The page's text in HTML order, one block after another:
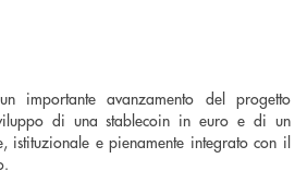
importante avanzamento del progetto
di una stablecoin in euro e di un
istituzionale e pienamente integrato con il